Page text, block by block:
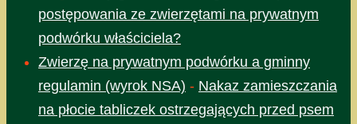
postępowania ze zwierzętami na prywatnym
podwórku właściciela?
Zwierzę na prywatnym podwórku a gminny
regulamin (wyrok NSA) - Nakaz zamieszczania
na płocie tabliczek ostrzegających przed psem